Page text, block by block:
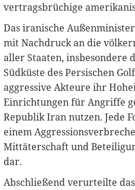
vertragsbrüchige
Das iranische
mit Nachdruck an die
aller Staaten, insbesondere
Südküste des Persischen
aggressive Akteure ihr
Einrichtungen für Angriffe
Republik Iran nutzen. Jede
einem
Mittäterschaft und
dar.
Abschließend verurteilte